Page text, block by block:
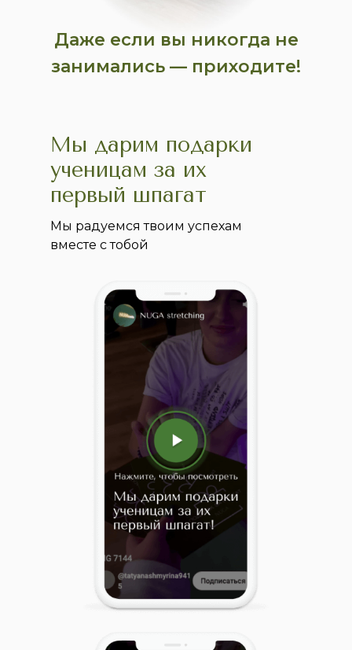
Даже если вы никогда не
занимались — приходите!
Мы дарим подарки
ученицам за их
первый шпагат
Мы радуемся твоим успехам
вместе с тобой